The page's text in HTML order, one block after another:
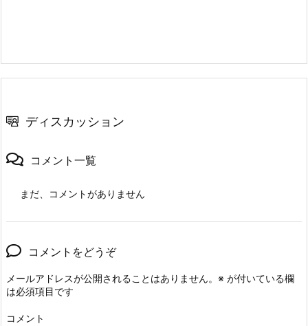
ディスカッション
コメント一覧
まだ、コメントがありません
コメントをどうぞ
メールアドレスが公開されることはありません。 ※ が付いている欄
は必須項目です
コメント